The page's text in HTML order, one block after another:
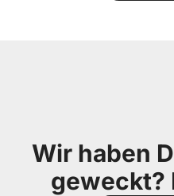
Wir haben
geweckt?